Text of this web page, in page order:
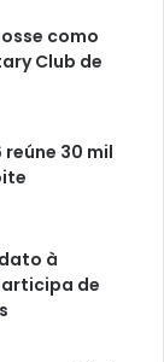
como
Club de
30 mil
à
de